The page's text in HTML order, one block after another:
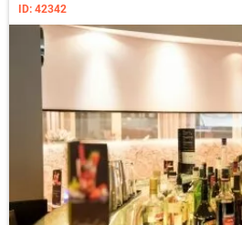
ID: 42342